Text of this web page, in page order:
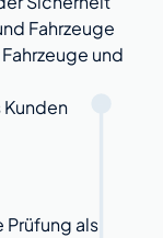
Fahrzeuge
und
als